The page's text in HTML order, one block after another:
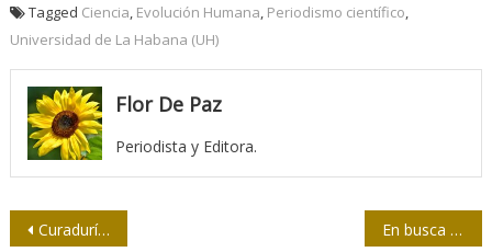
Tagged Ciencia Evolución Humana Periodismo científico
Universidad de La Habana (UH)
Flor De Paz
Periodista y Editora.
Navegación
Curaduría periodística y reconstrucción del espacio público En busca de un hombre culto